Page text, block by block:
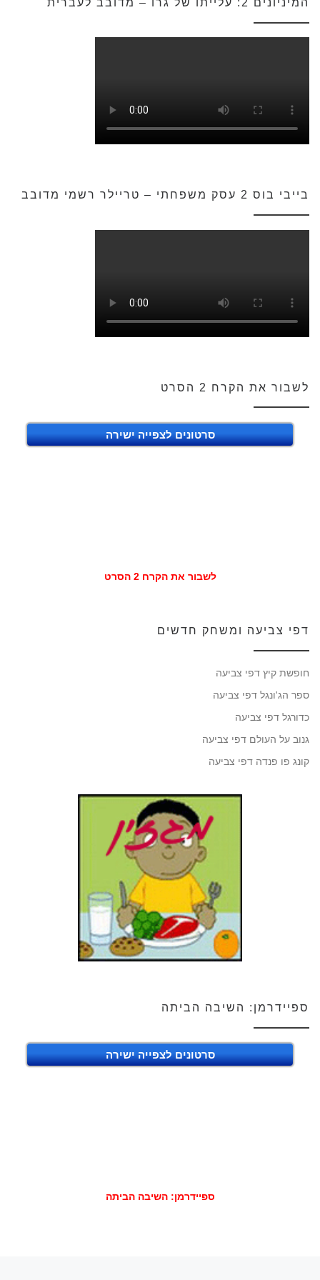
המיניונים 2: עלייתו של גרו – מדובב לעברית
בייבי בוס 2 עסק משפחתי – טריילר רשמי מדובב
לשבור את הקרח 2 הסרט
סרטונים לצפייה ישירה
לשבור את הקרח 2 הסרט
דפי צביעה ומשחק חדשים
חופשת קיץ דפי צביעה
ספר הג'ונגל דפי צביעה
כדורגל דפי צביעה
גנוב על העולם דפי צביעה
קונג פו פנדה דפי צביעה
ספיידרמן: השיבה הביתה
סרטונים לצפייה ישירה
ספיידרמן: השיבה הביתה